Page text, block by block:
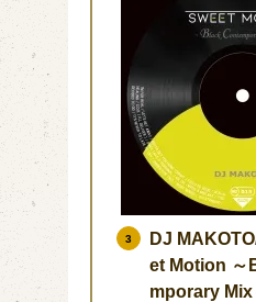
3
DJ
et Motion ～
mporary Mix